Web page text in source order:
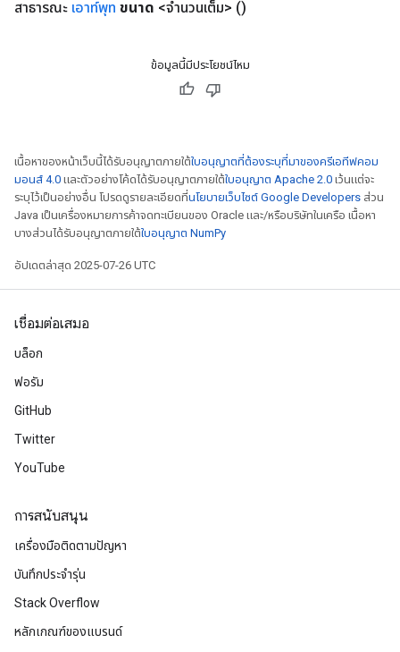
สาธารณะ เอาท์พุท ขนาด <จำนวนเต็ม> ()
ข้อมูลนี้มีประโยชน์ไหม
เนื้อหาของหน้าเว็บนี้ได้รับอนุญาตภายใต้ใบอนุญาตที่ต้องระบุที่มาของครีเอทีฟคอม
มอนส์ 4.0 และตัวอย่างโค้ดได้รับอนุญาตภายใต้ใบอนุญาต Apache 2.0 เว้นแต่จะ
ระบุไว้เป็นอย่างอื่น โปรดดูรายละเอียดที่นโยบายเว็บไซต์ Google Developers ส่วน
Java เป็นเครื่องหมายการค้าจดทะเบียนของ Oracle และ/หรือบริษัทในเครือ เนื้อหา
บางส่วนได้รับอนุญาตภายใต้ใบอนุญาต NumPy
อัปเดตล่าสุด 2025-07-26 UTC
เชื่อมต่อเสมอ
บล็อก
ฟอรัม
GitHub
Twitter
YouTube
การสนับสนุน
เครื่องมือติดตามปัญหา
บันทึกประจำรุ่น
Stack Overflow
หลักเกณฑ์ของแบรนด์